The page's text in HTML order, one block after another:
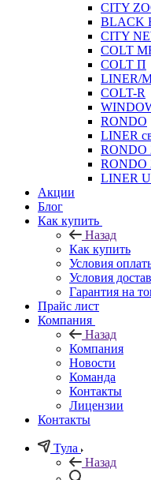
CITY
BLACK
CITY
COLT
COLT П
LINER/
COLT-R
RONDO
LINER
RONDO
RONDO
LINER
Акции
Блог
Как купить
Назад
Как купить
Условия
Условия
Гарантия на
Прайс лист
Компания
Назад
Компания
Новости
Команда
Контакты
Лицензии
Контакты
Тула
Назад